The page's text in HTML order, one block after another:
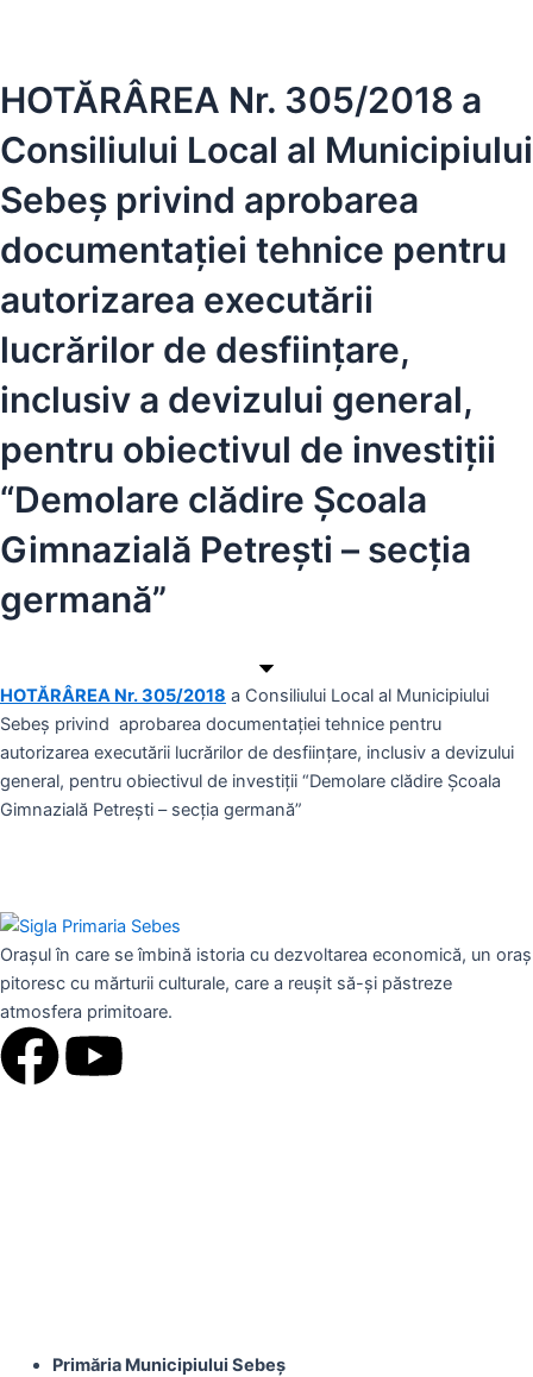
HOTĂRÂREA Nr. 305/2018 a
Consiliului Local al Municipiului
Sebeș privind aprobarea
documentaţiei tehnice pentru
autorizarea executării
lucrărilor de desfiinţare,
inclusiv a devizului general,
pentru obiectivul de investiţii
“Demolare clădire Şcoala
Gimnazială Petreşti – secţia
germană”
HOTĂRÂREA Nr. 305/2018 a Consiliului Local al Municipiului
Sebeș privind aprobarea documentaţiei tehnice pentru
autorizarea executării lucrărilor de desfiinţare, inclusiv a devizului
general, pentru obiectivul de investiţii “Demolare clădire Şcoala
Gimnazială Petreşti – secţia germană”
Orașul în care se îmbină istoria cu dezvoltarea economică, un oraș
pitoresc cu mărturii culturale, care a reușit să-și păstreze
atmosfera primitoare.
F
o
Y
b
Primăria Municipiului Sebeș